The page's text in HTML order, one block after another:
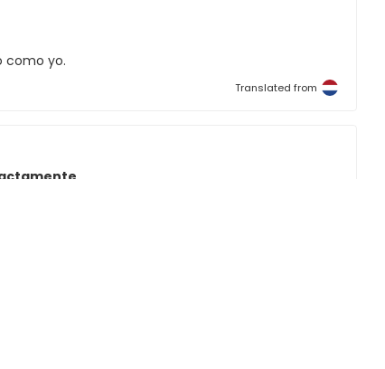
como yo.
Translated from